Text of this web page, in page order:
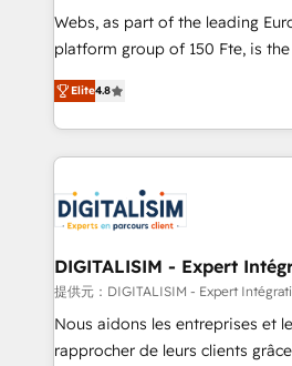
HubSpot pros 📊 Lead
HubSpot Why us? - SIX HubSpot Accreditations -
CRM, Solutions Architecture, Onboarding , Data
Migration, Custom Integration &
team of 25+ experts Contact us today to help you
get more from your investment
Webs, as part of the leading
platform group of 150 Fte, is the trusted Elite
HubSpot CRM Partner offering
maximizing EBITDA and
Excellence. With our targeted
strengthen your digital
Implementation partner, we
drive your business forward. Since 2015 we are fully
dedicated to HubSpot and with
team (50+), we work with
B2B sectors such as
business services. We prepare
Elite4.8
DIGITALISIM - Expert
提供元：DIGITALISIM - Expert
Nous aidons les entreprises et
rapprocher de leurs clients